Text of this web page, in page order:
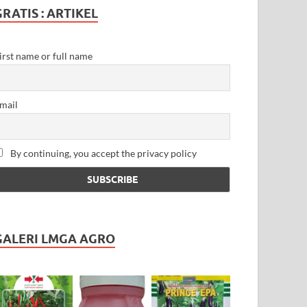
: ARTIKEL
name or full name
By continuing, you accept the privacy policy
LMGA AGRO